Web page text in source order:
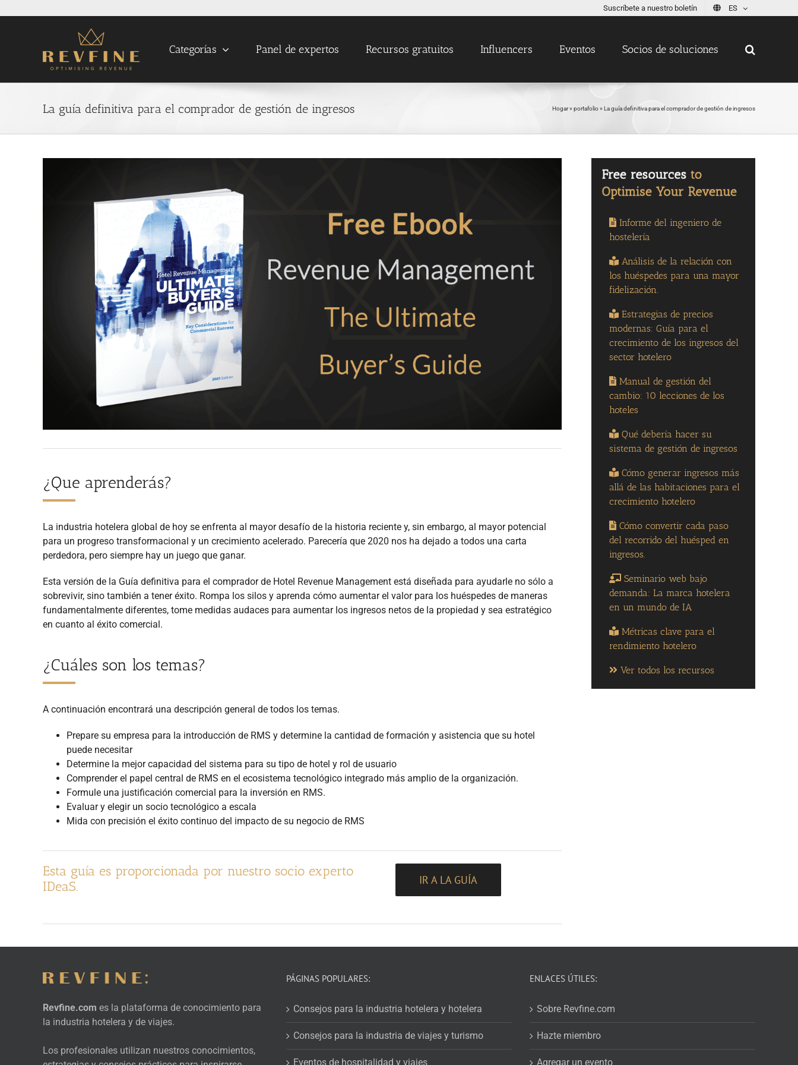
Suscríbete a nuestro boletín ES
Categorías Panel de expertos Recursos gratuitos Influencers Eventos Socios de soluciones
La guía definitiva para el comprador de gestión de ingresos Hogar» portafolio» La guía definitiva para el comprador de gestión de ingresos
¿Que aprenderás?
La industria hotelera global de hoy se enfrenta al mayor desafío de la historia reciente y, sin embargo, al mayor potencial
para un progreso transformacional y un crecimiento acelerado. Parecería que 2020 nos ha dejado a todos una carta
perdedora, pero siempre hay un juego que ganar.
Esta versión de la Guía definitiva para el comprador de Hotel Revenue Management está diseñada para ayudarle no sólo a
sobrevivir, sino también a tener éxito. Rompa los silos y aprenda cómo aumentar el valor para los huéspedes de maneras
fundamentalmente diferentes, tome medidas audaces para aumentar los ingresos netos de la propiedad y sea estratégico
en cuanto al éxito comercial.
¿Cuáles son los temas?
A continuación encontrará una descripción general de todos los temas.
Prepare su empresa para la introducción de RMS y determine la cantidad de formación y asistencia que su hotel
puede necesitar
Determine la mejor capacidad del sistema para su tipo de hotel y rol de usuario
Comprender el papel central de RMS en el ecosistema tecnológico integrado más amplio de la organización.
Formule una justificación comercial para la inversión en RMS.
Evaluar y elegir un socio tecnológico a escala
Mida con precisión el éxito continuo del impacto de su negocio de RMS
Esta guía es proporcionada por nuestro socio experto
IDeaS.
IR A LA GUÍA
Informe del ingeniero de
hostelería
Análisis de la relación con
los huéspedes para una mayor
fidelización.
Estrategias de precios
modernas: Guía para el
crecimiento de los ingresos del
sector hotelero
Manual de gestión del
cambio: 10 lecciones de los
hoteles
Qué debería hacer su
sistema de gestión de ingresos
Cómo generar ingresos más
allá de las habitaciones para el
crecimiento hotelero
Cómo convertir cada paso
del recorrido del huésped en
ingresos.
Seminario web bajo
demanda: La marca hotelera
en un mundo de IA
Métricas clave para el
rendimiento hotelero
Ver todos los recursos
Revfine.com es la plataforma de conocimiento para
la industria hotelera y de viajes.
Los profesionales utilizan nuestros conocimientos,
PÁGINAS POPULARES:
Consejos para la industria hotelera y hotelera
Consejos para la industria de viajes y turismo
Eventos de hospitalidad y viajes
ENLACES ÚTILES:
Sobre Revfine.com
Hazte miembro
Agregar un evento